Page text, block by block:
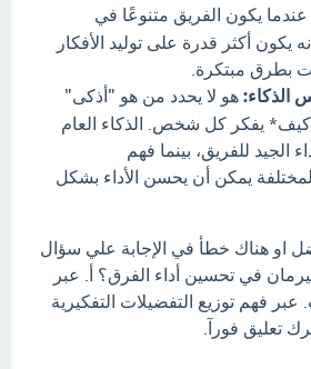
عندما يكون الفريق متنوعًا في
يكون أكثر قدرة على توليد الأفكار
بطرق مبتكرة.
الذكاء: هو لا يحدد من هو "أذكى"
يفكر كل شخص. الذكاء العام
الجيد للفريق، بينما فهم
يمكن أن يحسن الأداء بشكل
او هناك خطأ في الإجابة علي سؤال
في تحسين أداء الفرق؟ أ. عبر
فهم توزيع التفضيلات التفكيرية
تعليق فورآ.